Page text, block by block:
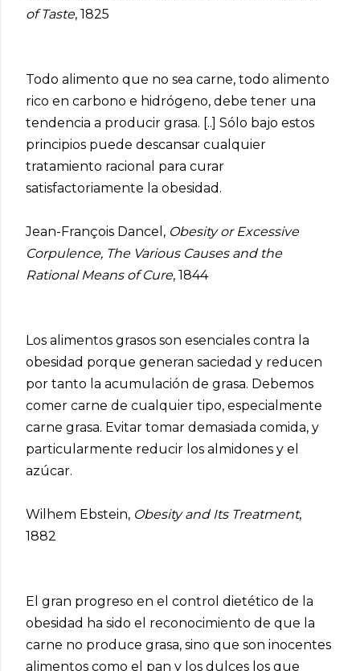
of Taste, 1825
Todo alimento que no sea carne, todo alimento
rico en carbono e hidrógeno, debe tener una
tendencia a producir grasa. [..] Sólo bajo estos
principios puede descansar cualquier
tratamiento racional para curar
satisfactoriamente la obesidad.
Jean-François Dancel, Obesity or Excessive
Corpulence, The Various Causes and the
Rational Means of Cure, 1844
Los alimentos grasos son esenciales contra la
obesidad porque generan saciedad y reducen
por tanto la acumulación de grasa. Debemos
comer carne de cualquier tipo, especialmente
carne grasa. Evitar tomar demasiada comida, y
particularmente reducir los almidones y el
azúcar.
Wilhem Ebstein, Obesity and Its Treatment,
1882
El gran progreso en el control dietético de la
obesidad ha sido el reconocimiento de que la
carne no produce grasa, sino que son inocentes
alimentos como el pan y los dulces los que